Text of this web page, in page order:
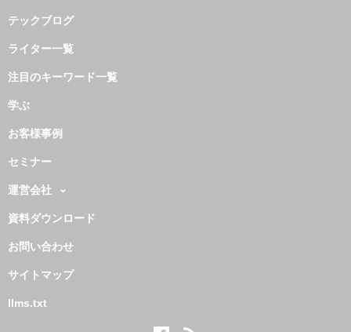
テックブログ
ライター一覧
注目のキーワード一覧
学ぶ
お客様事例
セミナー
運営会社
資料ダウンロード
お問い合わせ
サイトマップ
llms.txt